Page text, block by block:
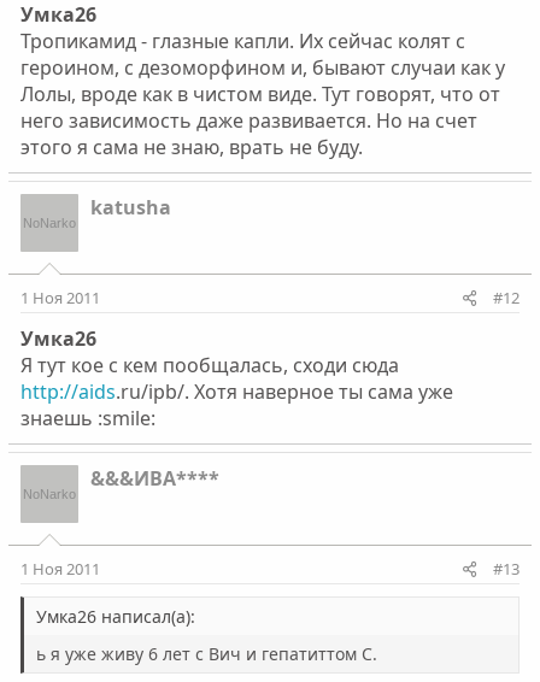
Умка26
Тропикамид - глазные капли. Их сейчас колят с
героином, с дезоморфином и, бывают случаи как у
Лолы, вроде как в чистом виде. Тут говорят, что от
него зависимость даже развивается. Но на счет
этого я сама не знаю, врать не буду.
katusha
1 Ноя 2011 #12
Умка26
Я тут кое с кем пообщалась, сходи сюда
http://aids.ru/ipb/. Хотя наверное ты сама уже
знаешь :smile:
&&&ИВА****
1 Ноя 2011 #13
Умка26 написал(а):
ь я уже живу 6 лет с Вич и гепатиттом С.